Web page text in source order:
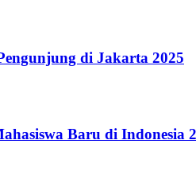
di Jakarta 2025
Baru di Indonesia